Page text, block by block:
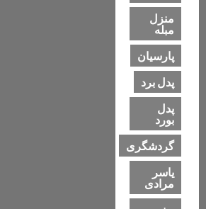
منزل
مبله
پارسیان
پدل برد
پدل
بورد
گردشگری
یاسر
مرادی